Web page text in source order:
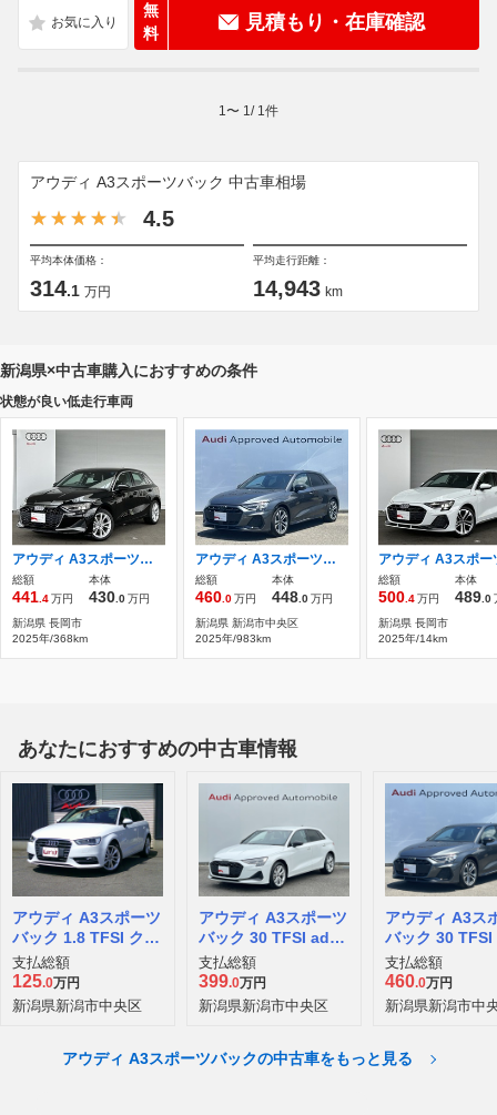
無
料
見積もり・在庫確認
1 〜 1 / 1 件
アウディ A3スポーツバック 中古車相場
4.5
平均本体価格：
314.1 万円
平均走行距離：
14,943 km
新潟県×中古車購入におすすめの条件
状態が良い低走行車両
アウディ A3スポーツバック 30 TFSI advanced コンビニエンス＆アシスタンスパッケージラ
総額
441 .4万円
本体
430 .0万円
新潟県 長岡市
2025年/368km
アウディ A3スポーツバック 30 TFSI S line 30 TFSI S line
総額
460 .0万円
本体
448 .0万円
新潟県 新潟市中央区
2025年/983km
総額
500 .4万円
本体
489 .0
新潟県 長岡市
2025年/14km
あなたにおすすめの中古車情報
アウディ A3スポーツ
バック 1.8 TFSI クワ
トロ 4WD
支払総額
125.0万円
新潟県新潟市中央区
アウディ A3スポーツ
バック 30 TFSI adva
nced
支払総額
399.0万円
新潟県新潟市中央区
アウディ A3ス
バック 30
e
支払総額
460.0万円
新潟県新潟市中
アウディ A3スポーツバックの中古車をもっと見る